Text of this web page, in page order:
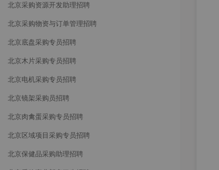
北京采购资源开发助理招聘
北京采购物资与订单管理招聘
北京底盘采购专员招聘
北京木片采购专员招聘
北京电机采购专员招聘
北京镜架采购员招聘
北京肉禽蛋采购专员招聘
北京区域项目采购专员招聘
北京保健品采购助理招聘